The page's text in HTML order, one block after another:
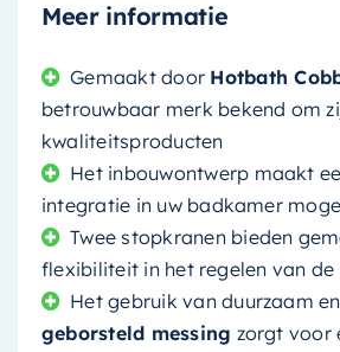
Meer informatie
Gemaakt door Hotbath
betrouwbaar merk bekend om
kwaliteitsproducten
Het inbouwontwerp maakt
integratie in uw badkamer
Twee stopkranen bieden
flexibiliteit in het regelen van
Het gebruik van duurzaam
geborsteld messing zorgt voor